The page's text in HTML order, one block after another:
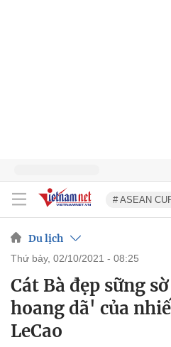
# ASEAN
Du lịch
thứ bảy, 02/10/2021 - 08:25
Cát Bà đẹp sững
hoang dã' của
LeCao